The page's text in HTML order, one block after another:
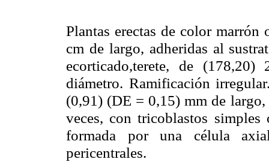
Plantas erectas de color
cm de largo, adheridas al
ecorticado,terete, de
diámetro. Ramificación
(0,91) (DE = 0,15) mm de
veces, con tricoblastos
formada por una célula
pericentrales.